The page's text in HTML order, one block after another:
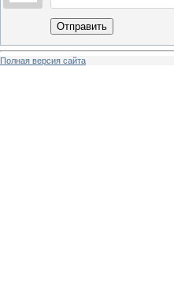
Отправить
Полная версия сайта